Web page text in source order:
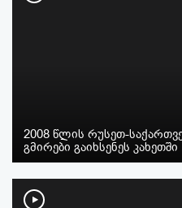
2008 წლის რუსეთ-
გმირები გაიხსენეს კახეთში